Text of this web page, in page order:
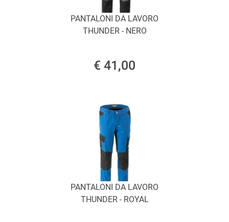
PANTALONI DA LAVORO
THUNDER - NERO
€ 41,00
PANTALONI DA LAVORO
THUNDER - ROYAL